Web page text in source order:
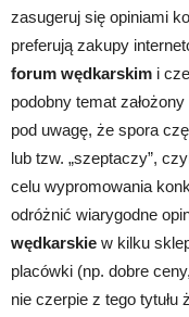
zasugeruj się opiniami
preferują zakupy
forum wędkarskim i
podobny temat
pod uwagę, że spora
lub tzw. „szeptaczy”,
celu wypromowania
odróżnić wiarygodne
wędkarskie w kilku
placówki (np. dobre
nie czerpie z tego tytułu